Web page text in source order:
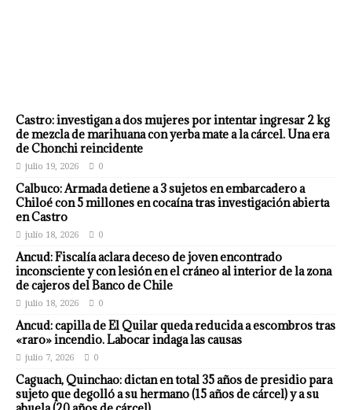
Castro: investigan a dos mujeres por intentar ingresar 2 kg
de mezcla de marihuana con yerba mate a la cárcel. Una era
de Chonchi reincidente
julio 19, 2026 0
Calbuco: Armada detiene a 3 sujetos en embarcadero a
Chiloé con 5 millones en cocaína tras investigación abierta
en Castro
julio 18, 2026 0
Ancud: Fiscalía aclara deceso de joven encontrado
inconsciente y con lesión en el cráneo al interior de la zona
de cajeros del Banco de Chile
julio 18, 2026 0
Ancud: capilla de El Quilar queda reducida a escombros tras
«raro» incendio. Labocar indaga las causas
julio 7, 2026 0
Caguach, Quinchao: dictan en total 35 años de presidio para
sujeto que degolló a su hermano (15 años de cárcel) y a su